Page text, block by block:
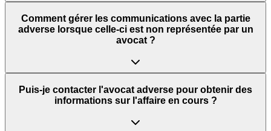
Comment gérer les communications avec la partie
adverse lorsque celle-ci est non représentée par un
avocat ?
Puis-je contacter l'avocat adverse pour obtenir des
informations sur l'affaire en cours ?